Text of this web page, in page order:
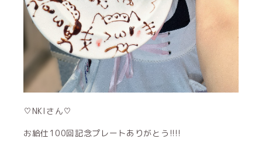
♡NKIさん♡
お給仕100回記念プレートありがとう!!!!